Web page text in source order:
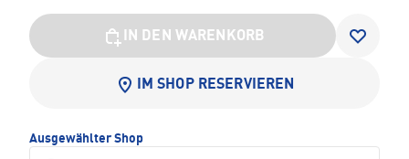
IN DEN WARENKORB
IM SHOP RESERVIEREN
Ausgewählter Shop